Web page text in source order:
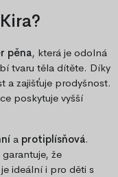
pěna, která je odolná
tvaru těla dítěte. Díky
a zajišťuje prodyšnost.
poskytuje vyšší
a protiplísňová.
garantuje, že
ideální i pro děti s